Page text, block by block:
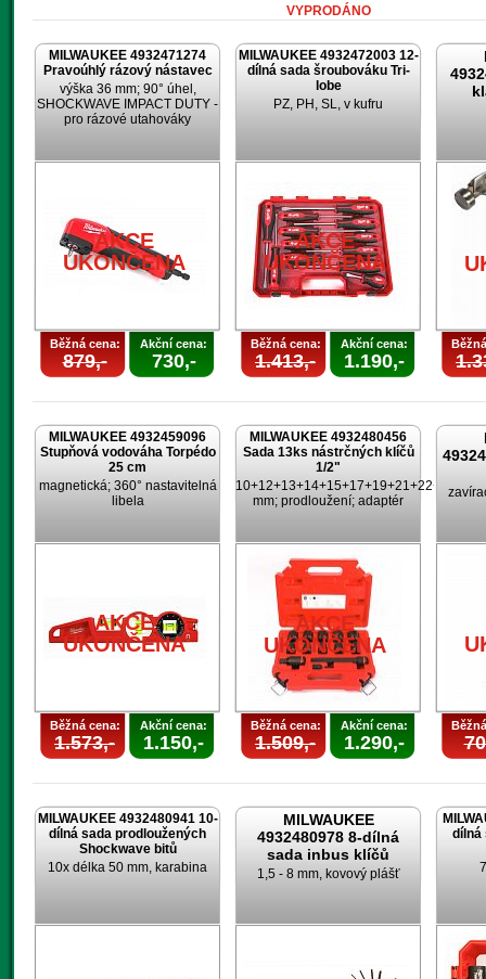
VYPRODÁNO
MILWAUKEE 4932471274
Pravoúhlý rázový nástavec
výška 36 mm; 90° úhel,
SHOCKWAVE IMPACT DUTY -
pro rázové utahováky
AKCE
UKONČENA
Běžná cena:
879,-
Akční cena:
730,-
MILWAUKEE 4932472003 12-
dílná sada šroubováku Tri-
lobe
PZ, PH, SL, v kufru
AKCE
UKONČENA
Běžná cena:
1.413,-
Akční cena:
1.190,-
MILWAUKEE 4932459096
Stupňová vodováha Torpédo
25 cm
magnetická; 360° nastavitelná
libela
AKCE
UKONČENA
Běžná cena:
1.573,-
Akční cena:
1.150,-
MILWAUKEE 4932480456
Sada 13ks nástrčných klíčů
1/2"
10+12+13+14+15+17+19+21+22+24
mm; prodloužení; adaptér
AKCE
UKONČENA
Běžná cena:
1.509,-
Akční cena:
1.290,-
MILWAUKEE 4932480941 10-
dílná sada prodloužených
Shockwave bitů
10x délka 50 mm, karabina
MILWAUKEE
4932480978 8-dílná
sada inbus klíčů
1,5 - 8 mm, kovový plášť
dílná